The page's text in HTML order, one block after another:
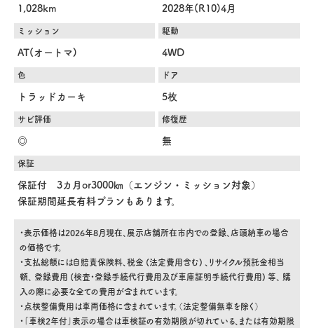
1,028km 2028年(R10)4月
ミッション
AT(オートマ)
駆動
4WD
色
トラッドカーキ
ドア
5枚
サビ評価
◎
修復歴
無
保証
保証付 3カ月or3000㎞（エンジン・ミッション対象）
保証期間延長有料プランもあります。
・表示価格は2026年8月現在、展示店舗所在市内での登録、店頭納車の場合
の価格です。
・支払総額には自賠責保険料、税金 (法定費用含む) 、リサイクル預託金相当
額、 登録費用 (検査・登録手続代行費用及び車庫証明手続代行費用) 等、 購
入の際に必要な全ての費用が含まれています。
・点検整備費用は車両価格に含まれています。（法定整備無車を除く）
・「車検2年付」表示の場合は車検証の有効期限が切れている、または有効期限